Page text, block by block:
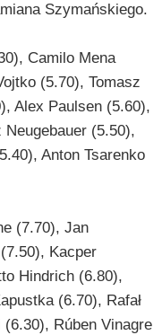
Szymańskiego.
Camilo Mena
(5.70), Tomasz
Alex Paulsen (5.60),
Neugebauer (5.50),
Anton Tsarenko
(7.70), Jan
Kacper
Hindrich (6.80),
(6.70), Rafał
Rúben Vinagre